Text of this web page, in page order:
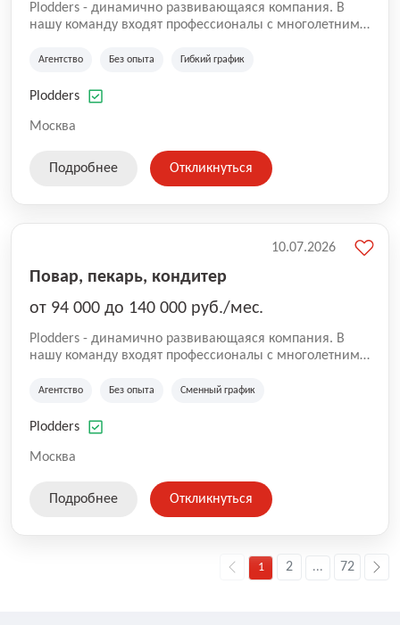
Plodders - динамично развивающаяся компания. В
нашу команду входят профессионалы с многолетним
на рынке аутсорсинга, а накопленный опыт позволяют
оказываемых услуг.
Агентство Без опыта Гибкий график
Plodders
Москва
Подробнее Откликнуться
Повар, пекарь, кондитер
от 94 000 до 140 000 руб./мес.
Plodders - динамично развивающаяся компания. В
нашу команду входят профессионалы с многолетним
на рынке аутсорсинга, а накопленный опыт позволяют
оказываемых услуг.
Агентство Без опыта Сменный график
Plodders
Москва
10.07.2026
Подробнее Откликнуться
1 2 ... 72